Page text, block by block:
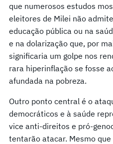
que numerosos estudos
eleitores de Milei não
educação pública ou na
e na dolarização que, por
significaria um golpe nos
rara hiperinflação se fosse
afundada na pobreza.
Outro ponto central é o
democráticos e à saúde
vice anti-direitos e pró-
tentarão atacar. Mesmo